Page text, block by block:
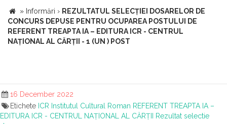
» Informări › REZULTATUL SELECȚIEI DOSARELOR DE
CONCURS DEPUSE PENTRU OCUPAREA POSTULUI DE
REFERENT TREAPTA IA – EDITURA ICR - CENTRUL
NAȚIONAL AL CĂRȚII - 1 (UN ) POST
16 December 2022
Etichete ICR Institutul Cultural Roman REFERENT TREAPTA IA –
EDITURA ICR - CENTRUL NAȚIONAL AL CĂRȚII
Rezultat selectie